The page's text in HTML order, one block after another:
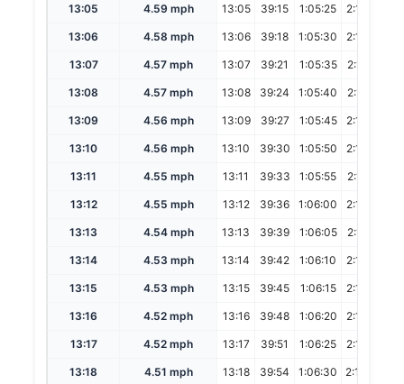
13:05 4.59 mph 13:05 39:15 1:05:25 2:10:50
13:06 4.58 mph 13:06 39:18 1:05:30 2:11:00
13:07 4.57 mph 13:07 39:21 1:05:35 2:11:10
13:08 4.57 mph 13:08 39:24 1:05:40 2:11:20
13:09 4.56 mph 13:09 39:27 1:05:45 2:11:30
13:10 4.56 mph 13:10 39:30 1:05:50 2:11:40
13:11 4.55 mph 13:11 39:33 1:05:55 2:11:50
13:12 4.55 mph 13:12 39:36 1:06:00 2:12:00
13:13 4.54 mph 13:13 39:39 1:06:05 2:12:10
13:14 4.53 mph 13:14 39:42 1:06:10 2:12:20
13:15 4.53 mph 13:15 39:45 1:06:15 2:12:30
13:16 4.52 mph 13:16 39:48 1:06:20 2:12:40
13:17 4.52 mph 13:17 39:51 1:06:25 2:12:50
13:18 4.51 mph 13:18 39:54 1:06:30 2:13:00